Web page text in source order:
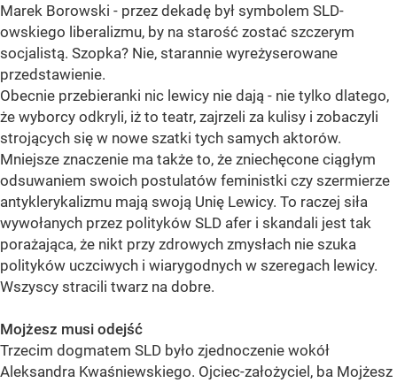
Marek Borowski - przez dekadę był symbolem SLD-
owskiego liberalizmu, by na starość zostać szczerym
socjalistą. Szopka? Nie, starannie wyreżyserowane
przedstawienie.
Obecnie przebieranki nic lewicy nie dają - nie tylko dlatego,
że wyborcy odkryli, iż to teatr, zajrzeli za kulisy i zobaczyli
strojących się w nowe szatki tych samych aktorów.
Mniejsze znaczenie ma także to, że zniechęcone ciągłym
odsuwaniem swoich postulatów feministki czy szermierze
antyklerykalizmu mają swoją Unię Lewicy. To raczej siła
wywołanych przez polityków SLD afer i skandali jest tak
porażająca, że nikt przy zdrowych zmysłach nie szuka
polityków uczciwych i wiarygodnych w szeregach lewicy.
Wszyscy stracili twarz na dobre.
Mojżesz musi odejść
Trzecim dogmatem SLD było zjednoczenie wokół
Aleksandra Kwaśniewskiego. Ojciec-założyciel, ba Mojżesz